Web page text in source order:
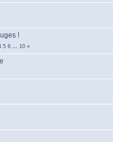
!
5 6 ... 10 »